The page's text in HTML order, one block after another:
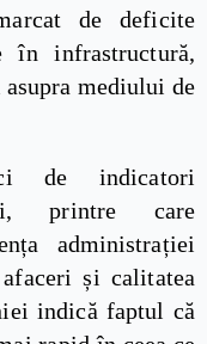
de deficite
în infrastructură,
mediului de
de indicatori
printre care
administrației
și calitatea
indică faptul că